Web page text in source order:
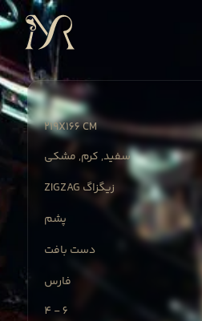
219X166 CM
سفید, کرم, مشکی
ZIGZAG زیگزاگ
پشم
دست بافت
فارس
4 - 6